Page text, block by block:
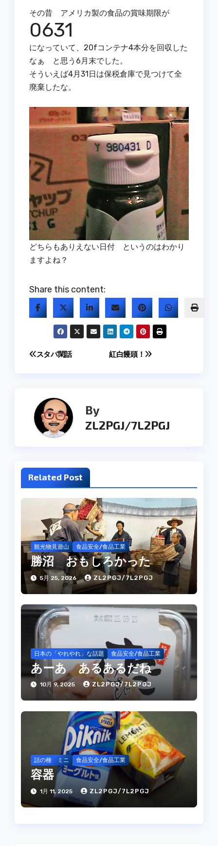
その昔 アメリカ製の食品の賞味期限が
0631
になっていて、20fコンテナ4本分を回収した
なぁ と思う6月末でした。
そういえば4月31日は保税倉庫で見つけて全
廃棄したな。
どちらもありえない日付 というのはわかり
ますよね？
Share this content:
投
ナ
ビ
ゲ
シ
ョ
ン
紅白饅頭！
スタバ閑話
By
ZL2PGJ/7L2PGJ
Related Post
観光物見遊山 食品安全/食品工業
勝沼 おもしろかった
5月 25, 2026 ZL2PGJ/7L2PGJ
日本の「やれやれ」な話題 食品安全/食品工業
あーあ あるあるだね
10月 9, 2025 ZL2PGJ/7L2PGJ
話の種 ミニ 食品安全/食品工業
容器
1月 11, 2025 ZL2PGJ/7L2PGJ